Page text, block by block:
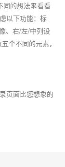
的想法来看看
以下功能：标
、右/左/中列设
个不同的元素，
页面比您想象的